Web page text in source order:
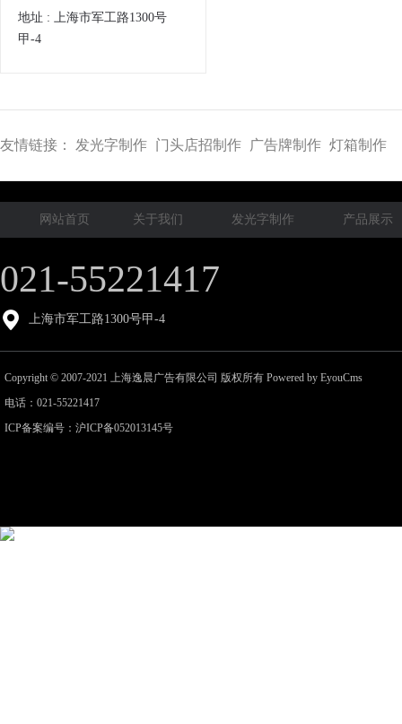
地址 : 上海市军工路1300号
甲-4
友情链接： 发光字制作 门头店招制作 广告牌制作 灯箱制作
网站首页 关于我们 发光字制作 产品展示
021-55221417
上海市军工路1300号甲-4
Copyright © 2007-2021 上海逸晨广告有限公司 版权所有 Powered by EyouCms
电话：021-55221417
ICP备案编号： 沪ICP备052013145号